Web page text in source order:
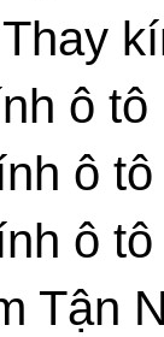
ô
ô
ô
Tận